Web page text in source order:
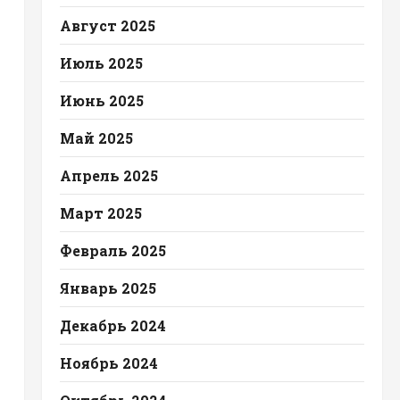
Август 2025
Июль 2025
Июнь 2025
Май 2025
Апрель 2025
Март 2025
Февраль 2025
Январь 2025
Декабрь 2024
Ноябрь 2024